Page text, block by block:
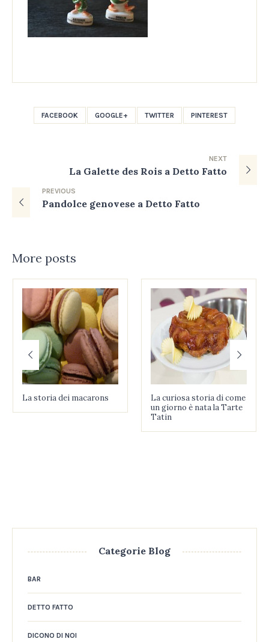
FACEBOOK GOOGLE+ TWITTER PINTEREST
NEXT
La Galette des Rois a Detto Fatto
PREVIOUS
Pandolce genovese a Detto Fatto
More posts
La storia dei macarons
La curiosa storia di come
un giorno è nata la Tarte
Tatin
Categorie Blog
BAR
DETTO FATTO
DICONO DI NOI